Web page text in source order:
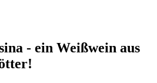
- ein Weißwein aus